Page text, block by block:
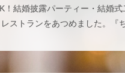
！結婚披露パーティー・結婚
ストランをあつめました。『